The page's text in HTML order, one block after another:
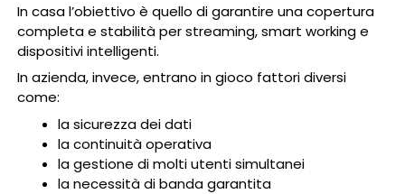
In casa l’obiettivo è quello di garantire una copertura
completa e stabilità per streaming, smart working e
dispositivi intelligenti.
In azienda, invece, entrano in gioco fattori diversi
come:
la sicurezza dei dati
la continuità operativa
la gestione di molti utenti simultanei
la necessità di banda garantita